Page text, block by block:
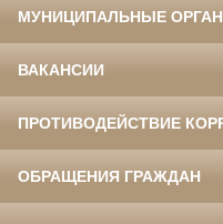
МУНИЦИПАЛЬНЫЕ
ВАКАНСИИ
ПРОТИВОДЕЙСТВИЕ
ОБРАЩЕНИЯ ГРАЖДАН